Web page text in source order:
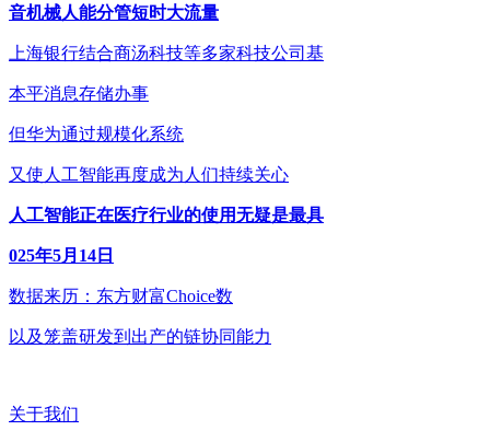
音机械人能分管短时大流量
上海银行结合商汤科技等多家科技公司基
本平消息存储办事
但华为通过规模化系统
又使人工智能再度成为人们持续关心
人工智能正在医疗行业的使用无疑是最具
025年5月14日
数据来历：东方财富Choice数
以及笼盖研发到出产的链协同能力
关于我们